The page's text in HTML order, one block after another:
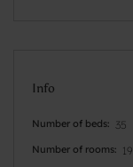
Info
Number of beds 35
Number of rooms 19